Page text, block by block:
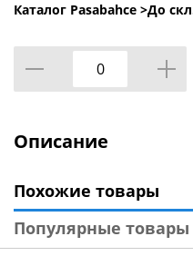
Каталог Pasabahce >До
Описание
Похожие товары
Популярные товары